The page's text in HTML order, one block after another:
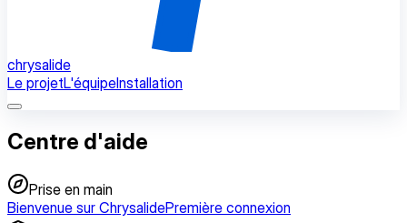
chrysalide
Le projetL'équipeInstallation
Centre d'aide
Prise en main
Bienvenue sur ChrysalidePremière connexion